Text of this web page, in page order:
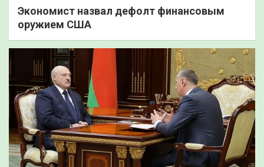
Экономист назвал дефолт финансовым
оружием США